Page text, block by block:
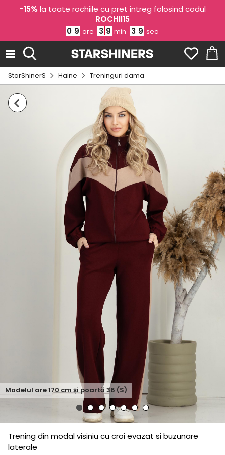
-15% la toate rochiile cu pret intreg folosind codul
ROCHII15
0 9 ore 3 9 min 3 9 sec
StarShinerS Haine Treninguri dama
Modelul are170cm și poartă 36 (S)
Trening din modal visiniu cu croi evazat si buzunare
laterale